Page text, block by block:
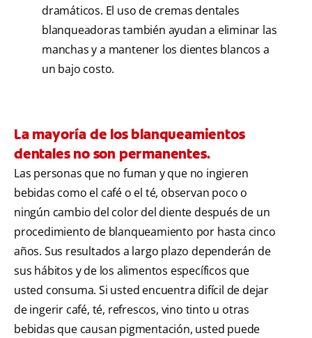
dramáticos. El uso de cremas dentales
blanqueadoras también ayudan a eliminar las
manchas y a mantener los dientes blancos a
un bajo costo.
La mayoría de los blanqueamientos
dentales no son permanentes.
Las personas que no fuman y que no ingieren
bebidas como el café o el té, observan poco o
ningún cambio del color del diente después de un
procedimiento de blanqueamiento por hasta cinco
años. Sus resultados a largo plazo dependerán de
sus hábitos y de los alimentos específicos que
usted consuma. Si usted encuentra difícil de dejar
de ingerir café, té, refrescos, vino tinto u otras
bebidas que causan pigmentación, usted puede